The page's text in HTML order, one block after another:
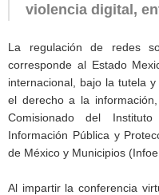
violencia digital,
La regulación de redes
corresponde al Estado
internacional, bajo la tutela
el derecho a la
Comisionado del
Información Pública y
de México y Municipios
Al impartir la conferencia